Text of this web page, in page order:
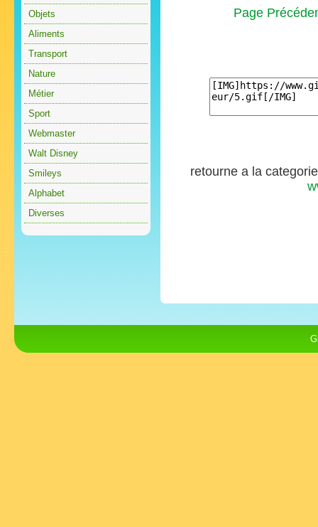
Objets
Aliments
Transport
Nature
Métier
Sport
Webmaster
Walt Disney
Smileys
Alphabet
Diverses
Page
retourne a la